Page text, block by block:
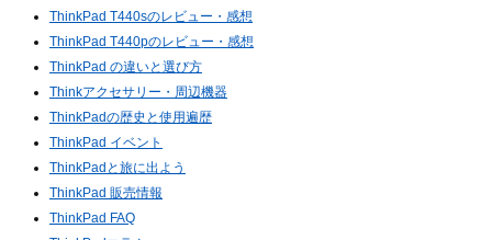
ThinkPad T440sのレビュー・感想
ThinkPad T440pのレビュー・感想
ThinkPad の違いと選び方
Thinkアクセサリー・周辺機器
ThinkPadの歴史と使用遍歴
ThinkPad イベント
ThinkPadと旅に出よう
ThinkPad 販売情報
ThinkPad FAQ